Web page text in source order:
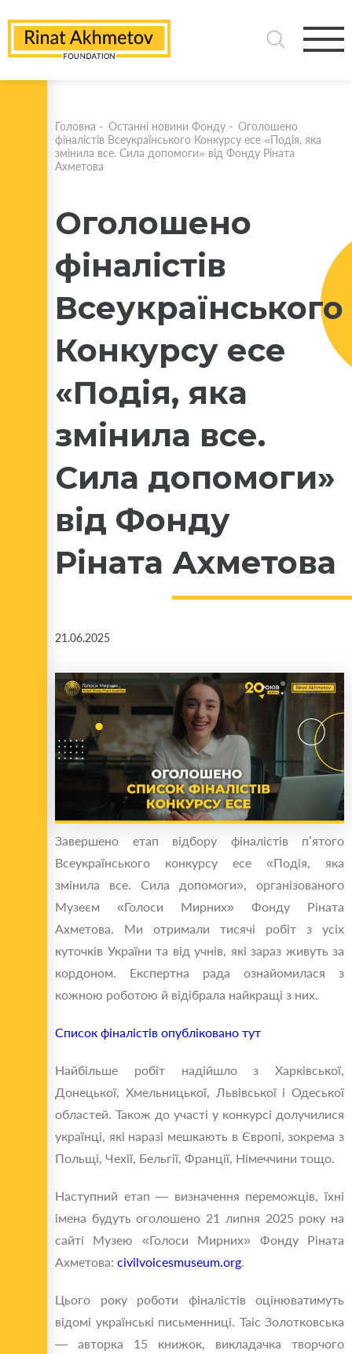
Головна - Останні новини Фонду - Оголошено
фіналістів Всеукраїнського Конкурсу есе «Подія, яка
змінила все. Сила допомоги» від Фонду Ріната
Ахметова
Оголошено
фіналістів
Всеукраїнського
Конкурсу есе
«Подія, яка
змінила все.
Сила допомоги»
від Фонду
Ріната Ахметова
21.06.2025
Завершено етап відбору фіналістів п’ятого
Всеукраїнського конкурсу есе «Подія, яка
змінила все. Сила допомоги», організованого
Музеєм «Голоси Мирних» Фонду Ріната
Ахметова. Ми отримали тисячі робіт з усіх
куточків України та від учнів, які зараз живуть за
кордоном. Експертна рада ознайомилася з
кожною роботою й відібрала найкращі з них.
Список фіналістів опубліковано тут
Найбільше робіт надійшло з Харківської,
Донецької, Хмельницької, Львівської і Одеської
областей. Також до участі у конкурсі долучилися
українці, які наразі мешкають в Європі, зокрема з
Польщі, Чехії, Бельгії, Франції, Німеччини тощо.
Наступний етап — визначення переможців, їхні
імена будуть оголошено 21 липня 2025 року на
сайті Музею «Голоси Мирних» Фонду Ріната
Ахметова: civilvoicesmuseum.org.
Цього року роботи фіналістів оцінюватимуть
відомі українські письменниці. Таіс Золотковська
— авторка 15 книжок, викладачка творчого